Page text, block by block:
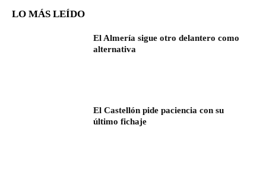
LO MÁS LEÍDO
El Almería sigue otro delantero como
alternativa
El Castellón pide paciencia con su
último fichaje